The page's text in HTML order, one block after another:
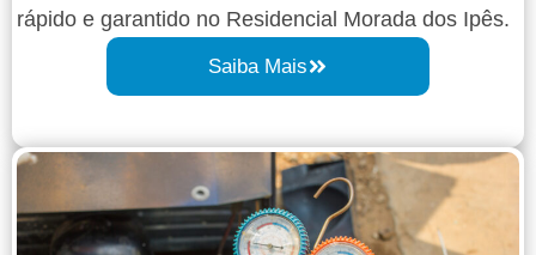
rápido e garantido no Residencial Morada dos Ipês.
Saiba Mais